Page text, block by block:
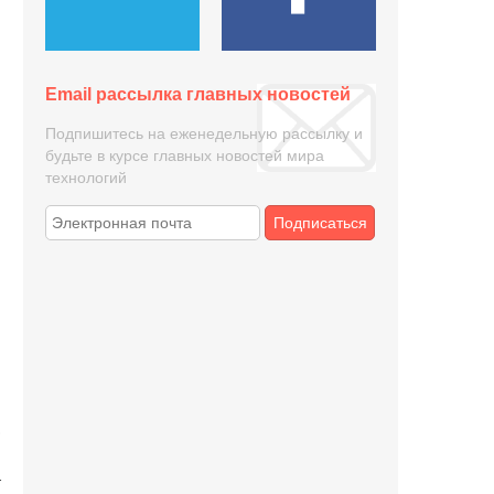
Email рассылка главных новостей
Подпишитесь на еженедельную рассылку и
будьте в курсе главных новостей мира
технологий
Подписаться